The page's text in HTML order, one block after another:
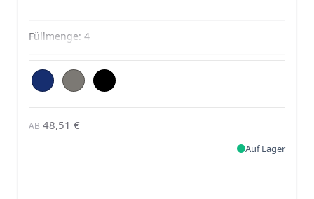
Füllmenge: 4
AB 48,51 €
Auf Lager